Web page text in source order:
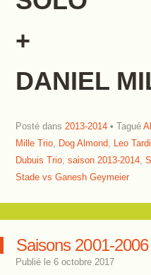
+
DANIEL
Posté dans 2013-2014 Tagué
Mille Trio, Dog Almond, Leo
Dubuis Trio, saison 2013-2014,
Stade vs Ganesh Geymeier
Saisons 2001-2006
Publié le 6 octobre 2017